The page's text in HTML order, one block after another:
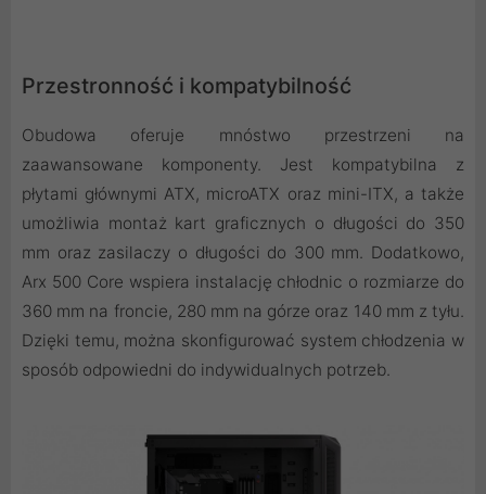
Przestronność i kompatybilność
Obudowa oferuje mnóstwo przestrzeni na
zaawansowane komponenty. Jest kompatybilna z
płytami głównymi ATX, microATX oraz mini-ITX, a także
umożliwia montaż kart graficznych o długości do 350
mm oraz zasilaczy o długości do 300 mm. Dodatkowo,
Arx 500 Core wspiera instalację chłodnic o rozmiarze do
360 mm na froncie, 280 mm na górze oraz 140 mm z tyłu.
Dzięki temu, można skonfigurować system chłodzenia w
sposób odpowiedni do indywidualnych potrzeb.